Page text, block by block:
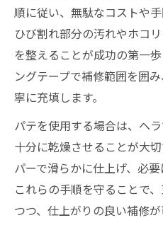
順に従い、無駄なコストや手
ひび割れ部分の汚れやホコ
を整えることが成功の第一
ングテープで補修範囲を囲
寧に充填します。
パテを使用する場合は、ヘ
十分に乾燥させることが大
パーで滑らかに仕上げ、必要
これらの手順を守ることで
つつ、仕上がりの良い補修が